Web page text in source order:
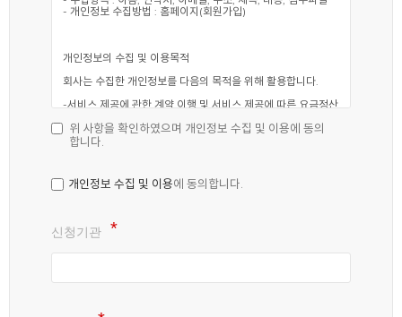
위 사항을 확인하였으며 개인정보 수집 및 이용에 동의
합니다.
개인정보 수집 및 이용에 동의합니다.
신청기관